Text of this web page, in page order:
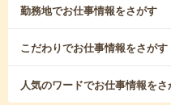
勤務地でお仕事情報をさがす
こだわりでお仕事情報をさがす
人気のワードでお仕事情報をさ